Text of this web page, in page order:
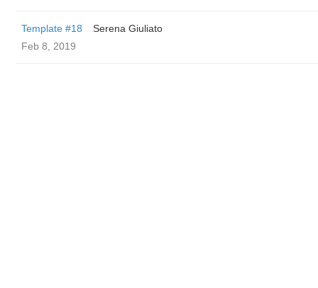
Template #18
Serena Giuliato
Feb 8, 2019